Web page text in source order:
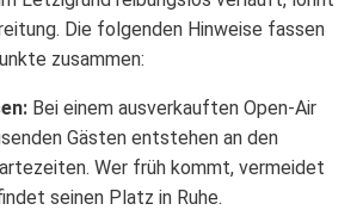
Die folgenden Hinweise fassen
zusammen:
Bei einem ausverkauften Open-Air
Gästen entstehen an den
Wer früh kommt, vermeidet
seinen Platz in Ruhe.